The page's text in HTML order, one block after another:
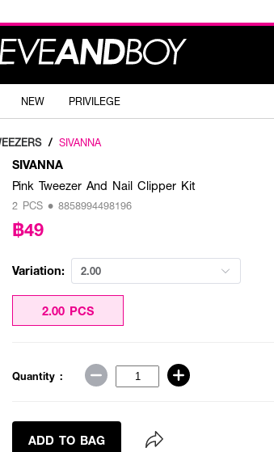
NEW PRIVILEGE
/ SIVANNA
SIVANNA
Pink Tweezer And Nail Clipper Kit
2 PCS • 8858994498196
฿49
Variation: 2.00
2.00 PCS
Quantity :
ADD TO BAG